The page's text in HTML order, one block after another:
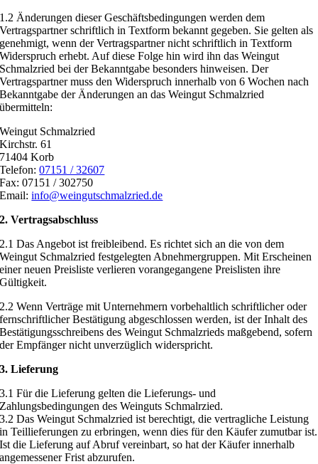
1.2 Änderungen dieser Geschäftsbedingungen werden dem
Vertragspartner schriftlich in Textform bekannt gegeben. Sie gelten als
genehmigt, wenn der Vertragspartner nicht schriftlich in Textform
Widerspruch erhebt. Auf diese Folge hin wird ihn das Weingut
Schmalzried bei der Bekanntgabe besonders hinweisen. Der
Vertragspartner muss den Widerspruch innerhalb von 6 Wochen nach
Bekanntgabe der Änderungen an das Weingut Schmalzried
übermitteln:
Weingut Schmalzried
Kirchstr. 61
71404 Korb
Telefon:07151 / 32607
Fax: 07151 / 302750
Email:info@weingutschmalzried.de
2. Vertragsabschluss
2.1 Das Angebot ist freibleibend. Es richtet sich an die von dem
Weingut Schmalzried festgelegten Abnehmergruppen. Mit Erscheinen
einer neuen Preisliste verlieren vorangegangene Preislisten ihre
Gültigkeit.
2.2 Wenn Verträge mit Unternehmern vorbehaltlich schriftlicher oder
fernschriftlicher Bestätigung abgeschlossen werden, ist der Inhalt des
Bestätigungsschreibens des Weingut Schmalzrieds maßgebend, sofern
der Empfänger nicht unverzüglich widerspricht.
3. Lieferung
3.1 Für die Lieferung gelten die Lieferungs- und
Zahlungsbedingungen des Weinguts Schmalrzied.
3.2 Das Weingut Schmalzried ist berechtigt, die vertragliche Leistung
in Teillieferungen zu erbringen, wenn dies für den Käufer zumutbar ist.
Ist die Lieferung auf Abruf vereinbart, so hat der Käufer innerhalb
angemessener Frist abzurufen.